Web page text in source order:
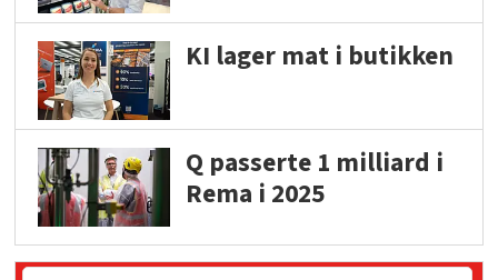
KI lager mat i butikken
Q passerte 1 milliard i
Rema i 2025